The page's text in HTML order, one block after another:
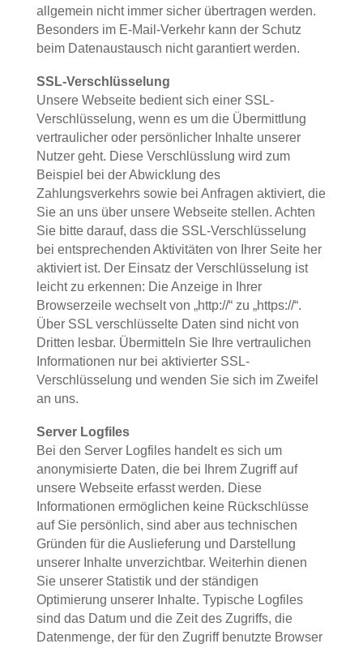
allgemein nicht immer sicher übertragen werden.
Besonders im E-Mail-Verkehr kann der Schutz
beim Datenaustausch nicht garantiert werden.
SSL-Verschlüsselung
Unsere Webseite bedient sich einer SSL-
Verschlüsselung, wenn es um die Übermittlung
vertraulicher oder persönlicher Inhalte unserer
Nutzer geht. Diese Verschlüsslung wird zum
Beispiel bei der Abwicklung des
Zahlungsverkehrs sowie bei Anfragen aktiviert, die
Sie an uns über unsere Webseite stellen. Achten
Sie bitte darauf, dass die SSL-Verschlüsselung
bei entsprechenden Aktivitäten von Ihrer Seite her
aktiviert ist. Der Einsatz der Verschlüsselung ist
leicht zu erkennen: Die Anzeige in Ihrer
Browserzeile wechselt von „http://“ zu „https://“.
Über SSL verschlüsselte Daten sind nicht von
Dritten lesbar. Übermitteln Sie Ihre vertraulichen
Informationen nur bei aktivierter SSL-
Verschlüsselung und wenden Sie sich im Zweifel
an uns.
Server Logfiles
Bei den Server Logfiles handelt es sich um
anonymisierte Daten, die bei Ihrem Zugriff auf
unsere Webseite erfasst werden. Diese
Informationen ermöglichen keine Rückschlüsse
auf Sie persönlich, sind aber aus technischen
Gründen für die Auslieferung und Darstellung
unserer Inhalte unverzichtbar. Weiterhin dienen
Sie unserer Statistik und der ständigen
Optimierung unserer Inhalte. Typische Logfiles
sind das Datum und die Zeit des Zugriffs, die
Datenmenge, der für den Zugriff benutzte Browser